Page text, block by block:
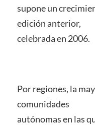
supone un
edición anterior,
celebrada en 2006.
Por regiones, la
comunidades
autónomas en las